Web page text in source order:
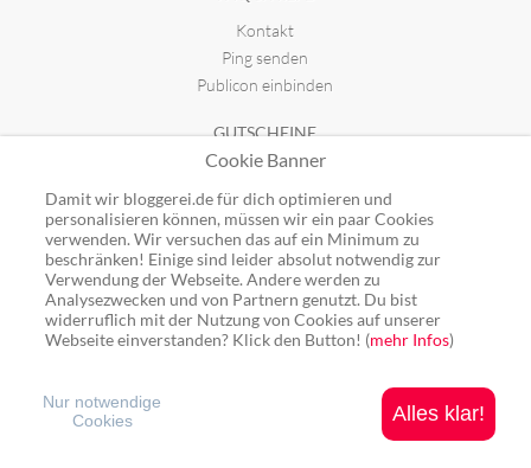
Kontakt
Ping senden
Publicon einbinden
GUTSCHEINE
Top-Gutscheine
Alle Shops
Ping: http://rpc.bloggerei.de/ping/ (*nur für angemeldete Blogs)
Blogverzeichnis Bloggerei.de © 2006 - 2026
Cookie Banner
Damit wir bloggerei.de für dich optimieren und
personalisieren können, müssen wir ein paar Cookies
verwenden. Wir versuchen das auf ein Minimum zu
beschränken! Einige sind leider absolut notwendig zur
Verwendung der Webseite. Andere werden zu
Analysezwecken und von Partnern genutzt. Du bist
widerruflich mit der Nutzung von Cookies auf unserer
Webseite einverstanden? Klick den Button! (mehr Infos)
Alles klar!
Nur notwendige
Cookies